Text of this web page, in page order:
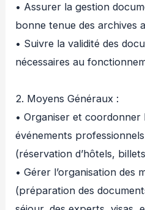
• Assurer la gestion
bonne tenue des archives
• Suivre la validité des
nécessaires au
2. Moyens Généraux :
• Organiser et coordonner
événements
(réservation d’hôtels,
• Gérer l’organisation des
(préparation des